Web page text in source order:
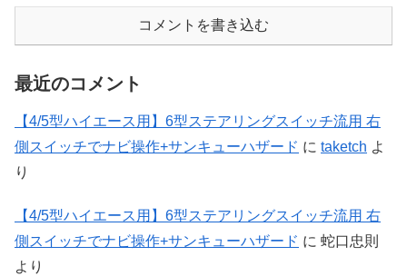
コメントを書き込む
最近のコメント
【4/5型ハイエース用】6型ステアリングスイッチ流用 右
側スイッチでナビ操作+サンキューハザード に taketch よ
り
【4/5型ハイエース用】6型ステアリングスイッチ流用 右
側スイッチでナビ操作+サンキューハザード に 蛇口忠則
より